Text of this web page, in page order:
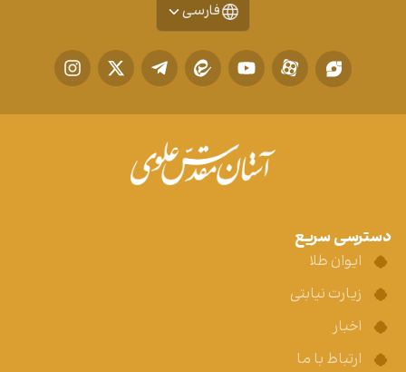
فارسی
دسترسی سریع
ایوان طلا
زیارت نیابتی
اخبار
ارتباط با ما